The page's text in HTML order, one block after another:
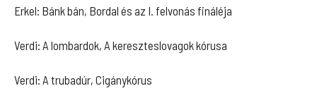
Erkel: Bánk bán, Bordal és az I. felvonás fináléja
Verdi: A lombardok, A kereszteslovagok kórusa
Verdi: A trubadúr, Cigánykórus